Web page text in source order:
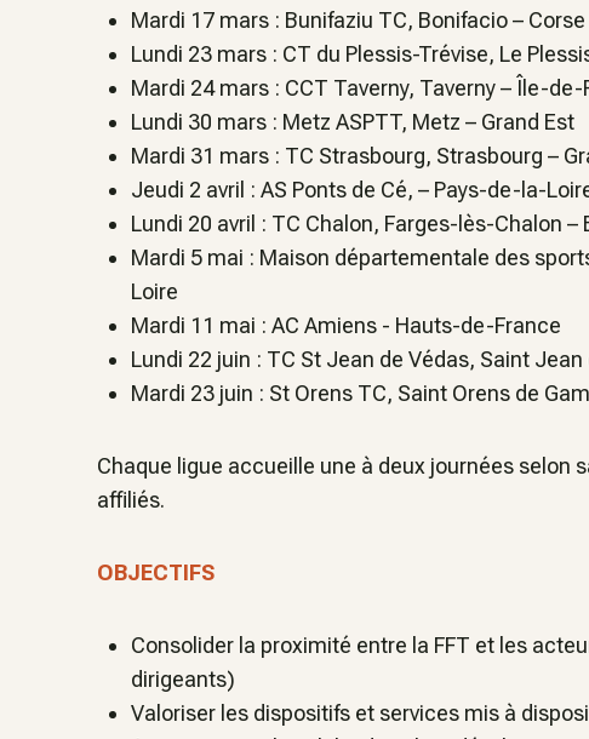
Mardi 17 mars : Bunifaziu TC, Bonifacio – Corse
Lundi 23 mars : CT du Plessis-Trévise, Le
Mardi 24 mars : CCT Taverny, Taverny – Île-de-
Lundi 30 mars : Metz ASPTT, Metz – Grand Est
Mardi 31 mars : TC Strasbourg, Strasbourg –
Jeudi 2 avril : AS Ponts de Cé, – Pays-de-la-
Lundi 20 avril : TC Chalon, Farges-lès-Chalon –
Mardi 5 mai : Maison départementale des
Loire
Mardi 11 mai : AC Amiens - Hauts-de-France
Lundi 22 juin : TC St Jean de Védas, Saint Jean
Mardi 23 juin : St Orens TC, Saint Orens de
Chaque ligue accueille une à deux journées selon
affiliés.
OBJECTIFS
Consolider la proximité entre la FFT et les
dirigeants)
Valoriser les dispositifs et services mis à